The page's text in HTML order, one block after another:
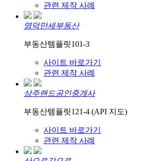
관련 제작 사례
영덕만세부동산
부동산템플릿101-3
사이트 바로가기
관련 제작 사례
상주랜드공인중개사
부동산템플릿121-4 (API 지도)
사이트 바로가기
관련 제작 사례